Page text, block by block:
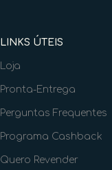
LINKS ÚTEIS
Loja
Pronta-Entrega
Perguntas Frequentes
Programa Cashback
Quero Revender